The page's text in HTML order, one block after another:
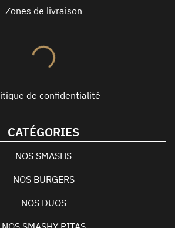
Zones de livraison
de confidentialité
CATÉGORIES
NOS SMASHS
NOS BURGERS
NOS DUOS